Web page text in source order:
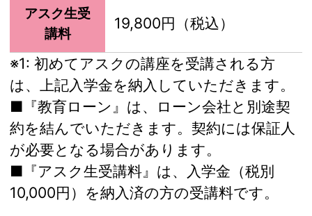
アスク生受
講料
19,800円（税込）
※1: 初めてアスクの講座を受講される方
は、上記入学金を納入していただきます。
■『教育ローン』は、ローン会社と別途契
約を結んでいただきます。契約には保証人
が必要となる場合があります。
■『アスク生受講料』は、入学金（税別
10,000円）を納入済の方の受講料です。